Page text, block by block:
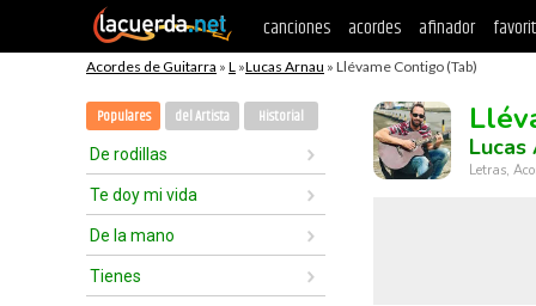
canciones acordes afinador
Acordes de Guitarra » L »Lucas Arnau » Llévame Contigo (Tab)
Populares del Artista Historial
De rodillas
Te doy mi vida
De la mano
Tienes
Lucas
Letras,